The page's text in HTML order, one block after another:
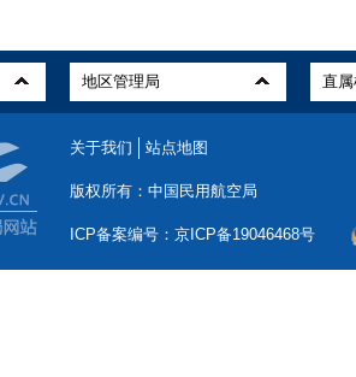
关于我们 站点地图
版权所有：中国民用航空局
ICP备案编号：京ICP备19046468号